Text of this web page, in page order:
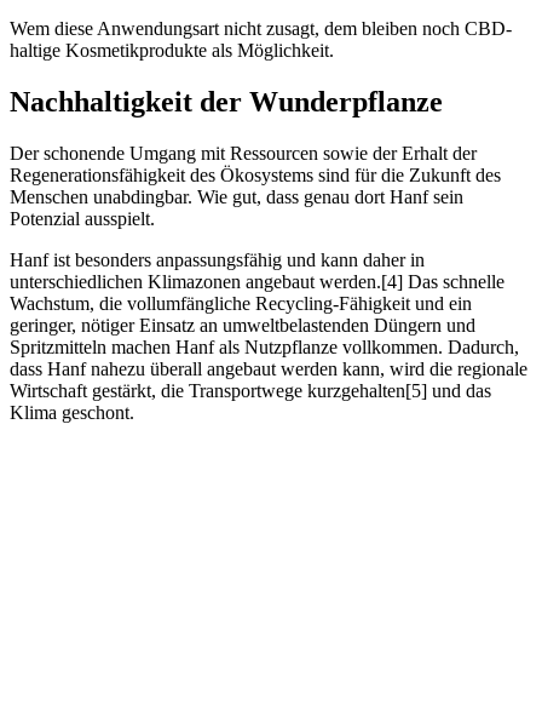
Wem diese Anwendungsart nicht zusagt, dem bleiben noch CBD-
haltige Kosmetikprodukte als Möglichkeit.
Nachhaltigkeit der Wunderpflanze
Der schonende Umgang mit Ressourcen sowie der Erhalt der
Regenerationsfähigkeit des Ökosystems sind für die Zukunft des
Menschen unabdingbar. Wie gut, dass genau dort Hanf sein
Potenzial ausspielt.
Hanf ist besonders anpassungsfähig und kann daher in
unterschiedlichen Klimazonen angebaut werden.[4] Das schnelle
Wachstum, die vollumfängliche Recycling-Fähigkeit und ein
geringer, nötiger Einsatz an umweltbelastenden Düngern und
Spritzmitteln machen Hanf als Nutzpflanze vollkommen. Dadurch,
dass Hanf nahezu überall angebaut werden kann, wird die regionale
Wirtschaft gestärkt, die Transportwege kurzgehalten[5] und das
Klima geschont.